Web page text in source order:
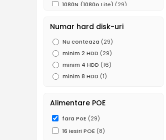
1080N (1080p Lite) (29)
720P (1MP) (28)
960H (0.5 MP)(17)
D1(3)
Numar hard disk-uri
Nu conteaza (29)
minim 2 HDD (29)
minim 4 HDD (16)
minim 8 HDD (1)
Alimentare POE
fara PoE (29)
16 iesiri POE (8)